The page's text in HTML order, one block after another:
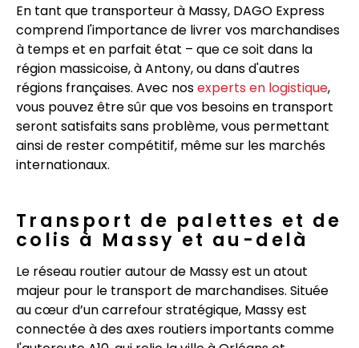
En tant que transporteur à Massy, DAGO Express
comprend l'importance de livrer vos marchandises
à temps et en parfait état – que ce soit dans la
région massicoise, à Antony, ou dans d'autres
régions françaises. Avec nosexperts en logistique,
vous pouvez être sûr que vos besoins en transport
seront satisfaits sans problème, vous permettant
ainsi de rester compétitif, même sur les marchés
internationaux.
Transport de palettes et de
colis à Massy et au-delà
Le réseau routier autour de Massy est un atout
majeur pour le transport de marchandises. Située
au cœur d’un carrefour stratégique, Massy est
connectée à des axes routiers importants comme